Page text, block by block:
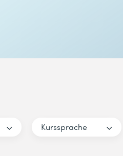
Kurssprache